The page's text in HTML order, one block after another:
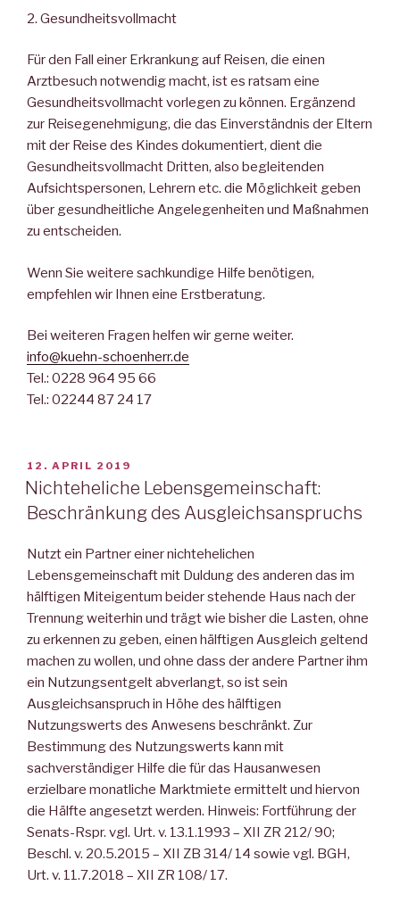
2. Gesundheitsvollmacht
Für den Fall einer Erkrankung auf Reisen, die einen
Arztbesuch notwendig macht, ist es ratsam eine
Gesundheitsvollmacht vorlegen zu können. Ergänzend
zur Reisegenehmigung, die das Einverständnis der Eltern
mit der Reise des Kindes dokumentiert, dient die
Gesundheitsvollmacht Dritten, also begleitenden
Aufsichtspersonen, Lehrern etc. die Möglichkeit geben
über gesundheitliche Angelegenheiten und Maßnahmen
zu entscheiden.
Wenn Sie weitere sachkundige Hilfe benötigen,
empfehlen wir Ihnen eine Erstberatung.
Bei weiteren Fragen helfen wir gerne weiter.
info@kuehn-schoenherr.de
Tel.: 0228 964 95 66
Tel.: 02244 87 24 17
VERÖFFENTLICHT
AM
12. APRIL 2019
Nichteheliche Lebensgemeinschaft:
Beschränkung des Ausgleichsanspruchs
Nutzt ein Partner einer nichtehelichen
Lebensgemeinschaft mit Duldung des anderen das im
hälftigen Miteigentum beider stehende Haus nach der
Trennung weiterhin und trägt wie bisher die Lasten, ohne
zu erkennen zu geben, einen hälftigen Ausgleich geltend
machen zu wollen, und ohne dass der andere Partner ihm
ein Nutzungsentgelt abverlangt, so ist sein
Ausgleichsanspruch in Höhe des hälftigen
Nutzungswerts des Anwesens beschränkt. Zur
Bestimmung des Nutzungswerts kann mit
sachverständiger Hilfe die für das Hausanwesen
erzielbare monatliche Marktmiete ermittelt und hiervon
die Hälfte angesetzt werden. Hinweis: Fortführung der
Senats-Rspr. vgl. Urt. v. 13.1.1993 – XII ZR 212/ 90;
Beschl. v. 20.5.2015 – XII ZB 314/ 14 sowie vgl. BGH,
Urt. v. 11.7.2018 – XII ZR 108/ 17.